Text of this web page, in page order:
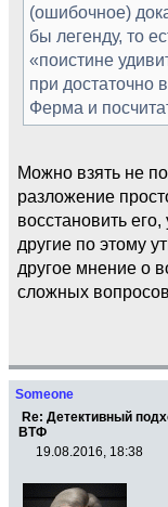
(ошибочное)
бы легенду, то
«поистине
при достаточно
Ферма и
Можно взять не
разложение
восстановить
другие по этому
другое мнение о
сложных
Someone
Re: Детективный
ВТФ
19.08.2016, 18:38